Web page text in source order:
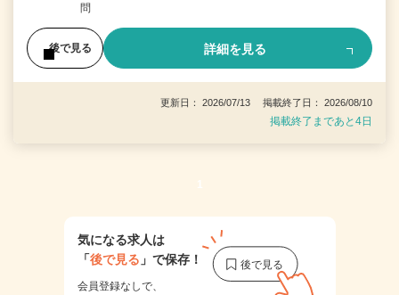
問
後で見る 詳細を見る
更新日： 2026/07/13 掲載終了日： 2026/08/10
掲載終了まであと4日
1
気になる求人は
「後で見る 」で保存！
会員登録なしで、